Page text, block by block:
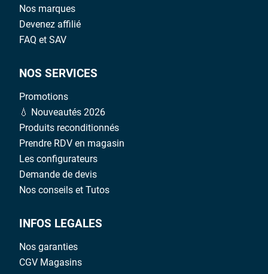
Nos marques
Devenez affilié
FAQ et SAV
NOS SERVICES
Promotions
💧 Nouveautés 2026
Produits reconditionnés
Prendre RDV en magasin
Les configurateurs
Demande de devis
Nos conseils et Tutos
INFOS LEGALES
Nos garanties
CGV Magasins